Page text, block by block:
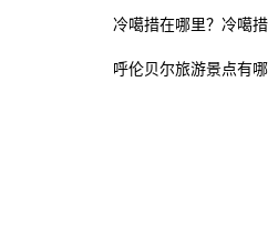
冷噶措在哪里？冷噶